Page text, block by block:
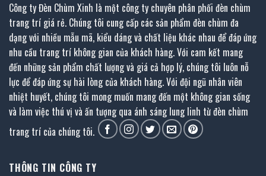
Công ty Đèn Chùm Xinh là một công ty chuyên phân phối đèn chùm
trang trí giá rẻ. Chúng tôi cung cấp các sản phẩm đèn chùm đa
dạng với nhiều mẫu mã, kiểu dáng và chất liệu khác nhau để đáp ứng
nhu cầu trang trí không gian của khách hàng. Với cam kết mang
đến những sản phẩm chất lượng và giá cả hợp lý, chúng tôi luôn nỗ
lực để đáp ứng sự hài lòng của khách hàng. Với đội ngũ nhân viên
nhiệt huyết, chúng tôi mong muốn mang đến một không gian sống
và làm việc thú vị và ấn tượng qua ánh sáng lung linh từ đèn chùm
trang trí của chúng tôi.
THÔNG TIN CÔNG TY